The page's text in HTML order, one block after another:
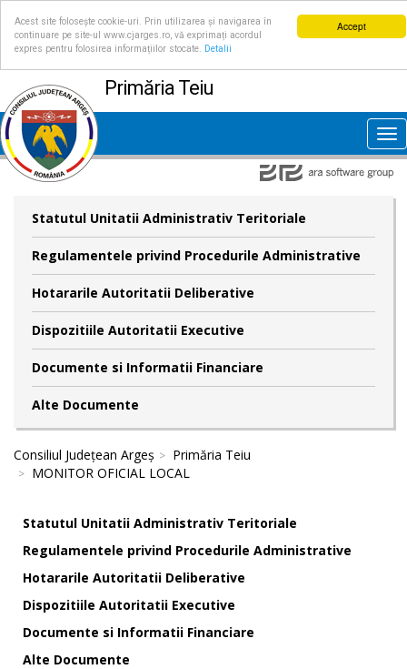
Accept
Acest site folosește cookie-uri. Prin utilizarea și navigarea în
continuare pe site-ul www.cjarges.ro, vă exprimați acordul
expres pentru folosirea informațiilor stocate.
Detalii
Primăria Teiu
Statutul Unitatii Administrativ Teritoriale
Regulamentele privind Procedurile Administrative
Hotararile Autoritatii Deliberative
Dispozitiile Autoritatii Executive
Documente si Informatii Financiare
Alte Documente
Consiliul Județean Argeș
Primăria Teiu
MONITOR OFICIAL LOCAL
Statutul Unitatii Administrativ Teritoriale
Regulamentele privind Procedurile Administrative
Hotararile Autoritatii Deliberative
Dispozitiile Autoritatii Executive
Documente si Informatii Financiare
Alte Documente